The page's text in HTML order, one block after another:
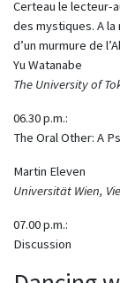
Certeau le lecteur-
des mystiques. A la
d’un murmure de
Yu Watanabe
The University of
06.30 p.m.:
The Oral Other: A
Martin Eleven
Universität Wien,
07.00 p.m.:
Discussion